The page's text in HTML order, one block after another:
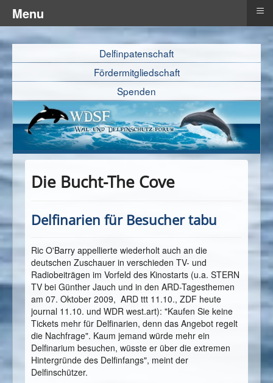
Delfinpatenschaft
Fördermitgliedschaft
Spenden
Die Bucht-The Cove
Delfinarien für Besucher tabu
Ric O'Barry appellierte wiederholt auch an die
deutschen Zuschauer in verschieden TV- und
Radiobeiträgen im Vorfeld des Kinostarts (u.a. STERN
TV bei Günther Jauch und in den ARD-Tagesthemen
am 07. Oktober 2009, ARD ttt 11.10., ZDF heute
journal 11.10. und WDR west.art): "Kaufen Sie keine
Tickets mehr für Delfinarien, denn das Angebot regelt
die Nachfrage". Kaum jemand würde mehr ein
Delfinarium besuchen, wüsste er über die extremen
Hintergründe des Delfinfangs", meint der
Delfinschützer.
Menu ≡